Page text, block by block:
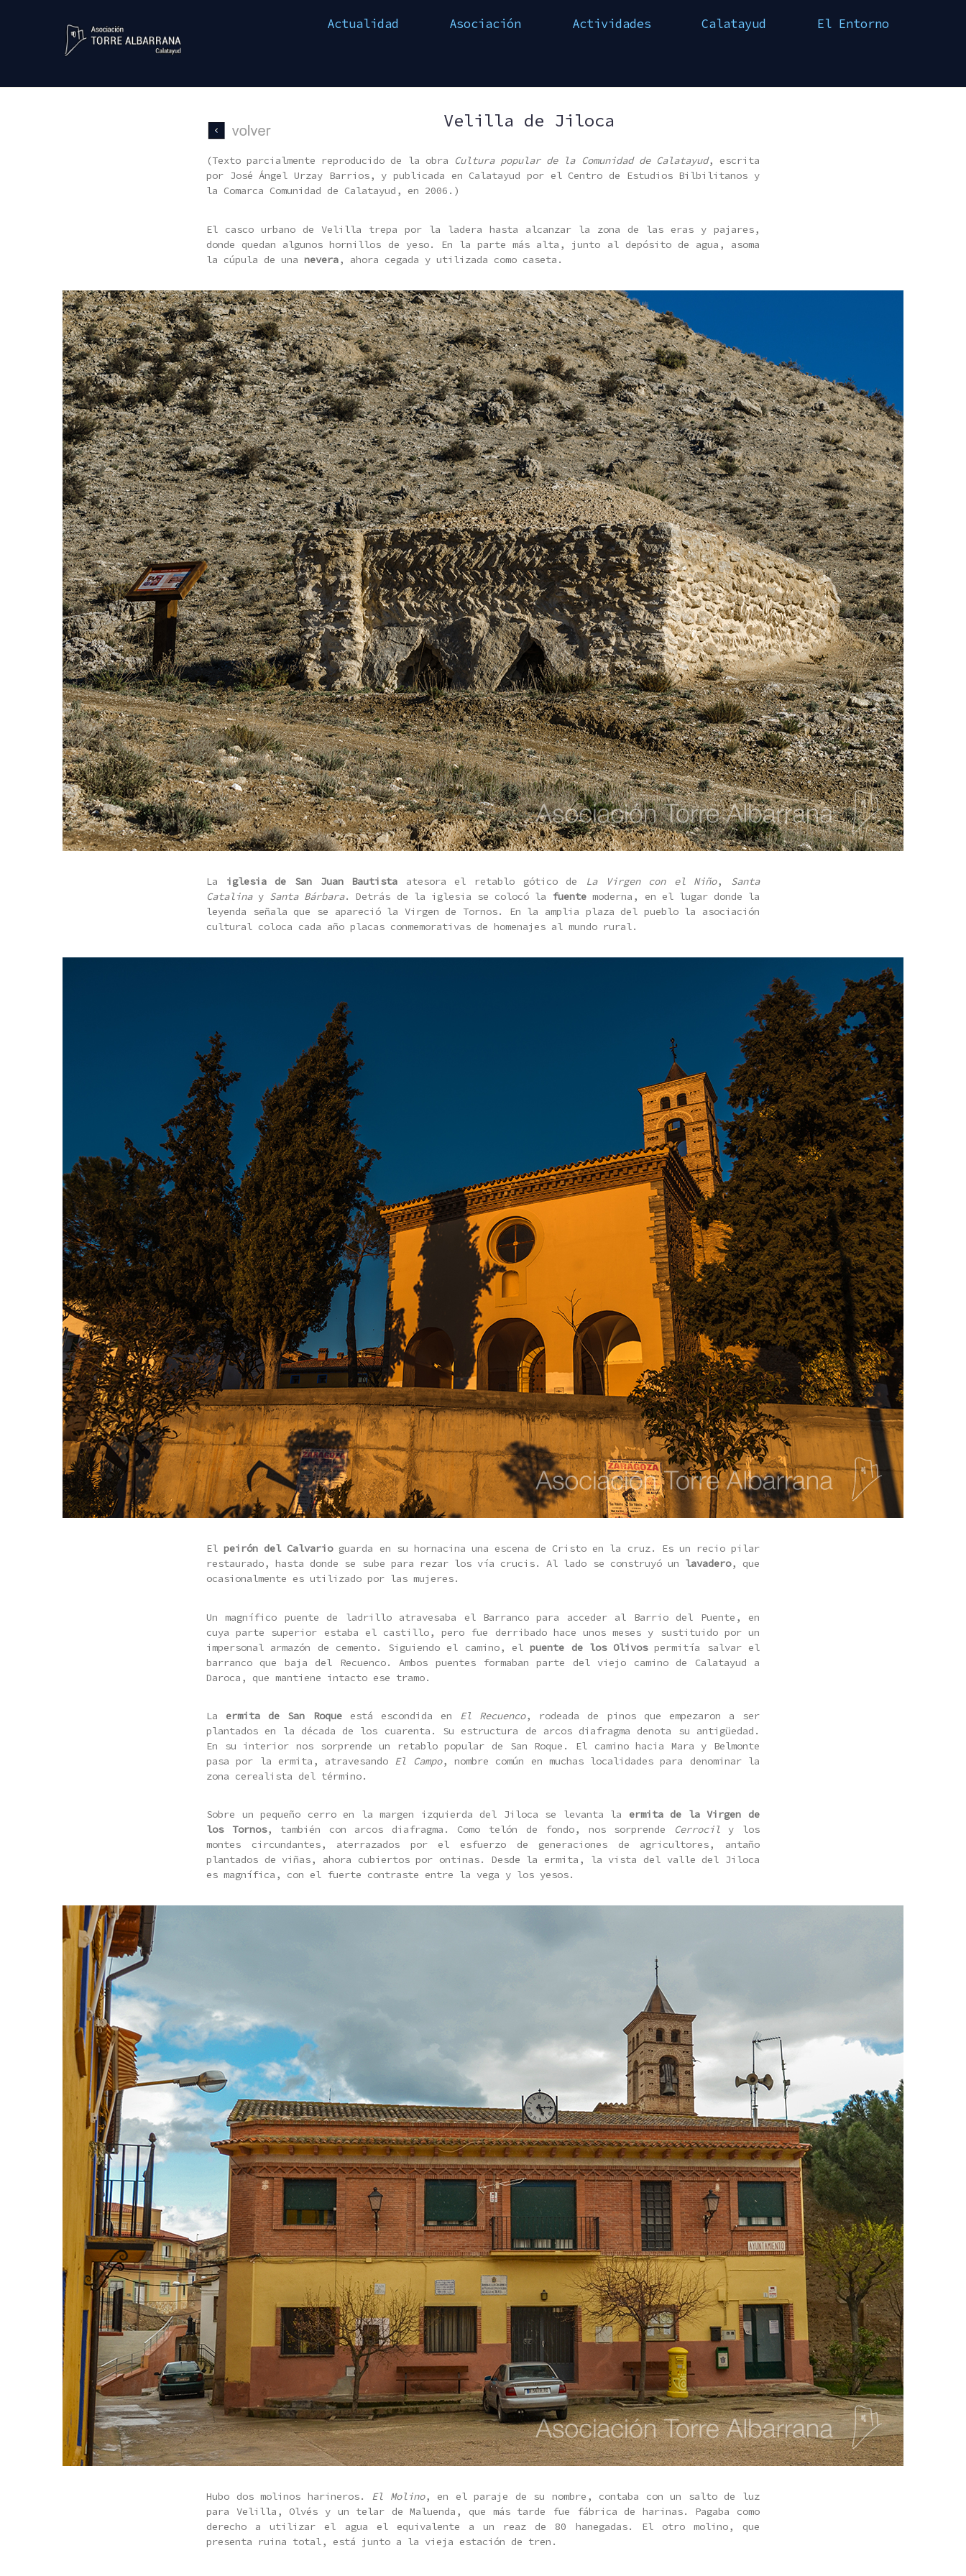
Actualidad Asociación Actividades Calatayud El Entorno
Velilla
Jiloca
Velilla de Jiloca
(Texto parcialmente reproducido de la obra Cultura popular de la Comunidad de Calatayud, escrita
por José Ángel Urzay Barrios, y publicada en Calatayud por el Centro de Estudios Bilbilitanos y
la Comarca Comunidad de Calatayud, en 2006.)
El casco urbano de Velilla trepa por la ladera hasta alcanzar la zona de las eras y pajares,
donde quedan algunos hornillos de yeso. En la parte más alta, junto al depósito de agua, asoma
la cúpula de una nevera, ahora cegada y utilizada como caseta.
La iglesia de San Juan Bautista atesora el retablo gótico de La Virgen con el Niño, Santa
Catalinay Santa Bárbara. Detrás de la iglesia se colocó la fuente moderna, en el lugar donde la
leyenda señala que se apareció la Virgen de Tornos. En la amplia plaza del pueblo la asociación
cultural coloca cada año placas conmemorativas de homenajes al mundo rural.
Elpeirón del Calvarioguarda en su hornacina una escena de Cristo en la cruz. Es un recio pilar
restaurado, hasta donde se sube para rezar los vía crucis. Al lado se construyó un lavadero, que
ocasionalmente es utilizado por las mujeres.
Un magnífico puente de ladrillo atravesaba el Barranco para acceder al Barrio del Puente, en
cuya parte superior estaba el castillo, pero fue derribado hace unos meses y sustituido por un
impersonal armazón de cemento. Siguiendo el camino, elpuente de los Olivospermitía salvar el
barranco que baja del Recuenco. Ambos puentes formaban parte del viejo camino de Calatayud a
Daroca, que mantiene intacto ese tramo.
La ermita de San Roqueestá escondida en El Recuenco, rodeada de pinos que empezaron a ser
plantados en la década de los cuarenta. Su estructura de arcos diafragma denota su antigüedad.
En su interior nos sorprende un retablo popular de San Roque. El camino hacia Mara y Belmonte
pasa por la ermita, atravesando El Campo, nombre común en muchas localidades para denominar la
zona cerealista del término.
Sobre un pequeño cerro en la margen izquierda del Jiloca se levanta la ermita de la Virgen de
los Tornos, también con arcos diafragma. Como telón de fondo, nos sorprende Cerrocily los
montes circundantes, aterrazados por el esfuerzo de generaciones de agricultores, antaño
plantados de viñas, ahora cubiertos por ontinas. Desde la ermita, la vista del valle del Jiloca
es magnífica, con el fuerte contraste entre la vega y los yesos.
Hubo dos molinos harineros. El Molino, en el paraje de su nombre, contaba con un salto de luz
para Velilla, Olvés y un telar de Maluenda, que más tarde fue fábrica de harinas. Pagaba como
derecho a utilizar el agua el equivalente a un reaz de 80 hanegadas. El otro molino, que
presenta ruina total, está junto a la vieja estación de tren.